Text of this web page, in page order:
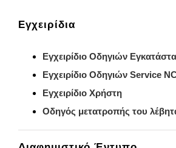
Εγχειρίδια
Εγχειρίδιο Οδηγιών
Εγχειρίδιο Οδηγιών Service
Εγχειρίδιο Χρήστη
Οδηγός μετατροπής του